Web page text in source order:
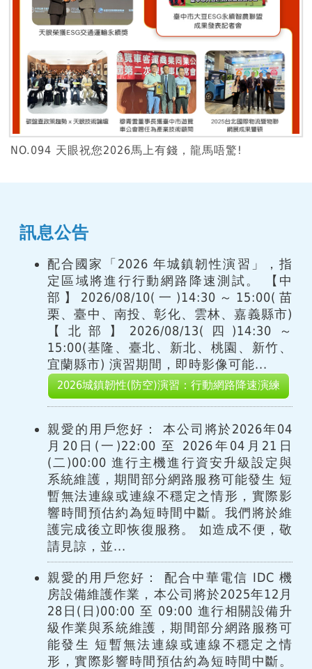
NO.094 天眼祝您2026馬上有錢，龍馬唔驚!
訊息公告
配合國家「2026 年城鎮韌性演習」，指
定區域將進行行動網路降速測試。 【中
部】2026/08/10(一)14:30～15:00(苗
栗、臺中、南投、彰化、雲林、嘉義縣市)
【北部】2026/08/13(四)14:30～
15:00(基隆、臺北、新北、桃園、新竹、
宜蘭縣市) 演習期間，即時影像可能...
2026城鎮韌性(防空)演習：行動網路降速演練
親愛的用戶您好： 本公司將於2026年04
月20日(一)22:00 至 2026年04月21日
(二)00:00 進行主機進行資安升級設定與
系統維護，期間部分網路服務可能發生 短
暫無法連線或連線不穩定之情形，實際影
響時間預估約為短時間中斷。我們將於維
護完成後立即恢復服務。 如造成不便，敬
請見諒，並...
親愛的用戶您好： 配合中華電信 IDC 機
房設備維護作業，本公司將於2025年12月
28日(日)00:00 至 09:00 進行相關設備升
級作業與系統維護，期間部分網路服務可
能發生 短暫無法連線或連線不穩定之情
形，實際影響時間預估約為短時間中斷。